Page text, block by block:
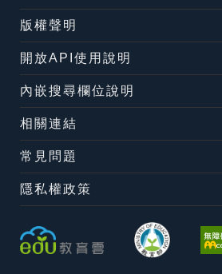
版權聲明
開放API使用說明
內嵌搜尋欄位說明
相關連結
常見問題
隱私權政策